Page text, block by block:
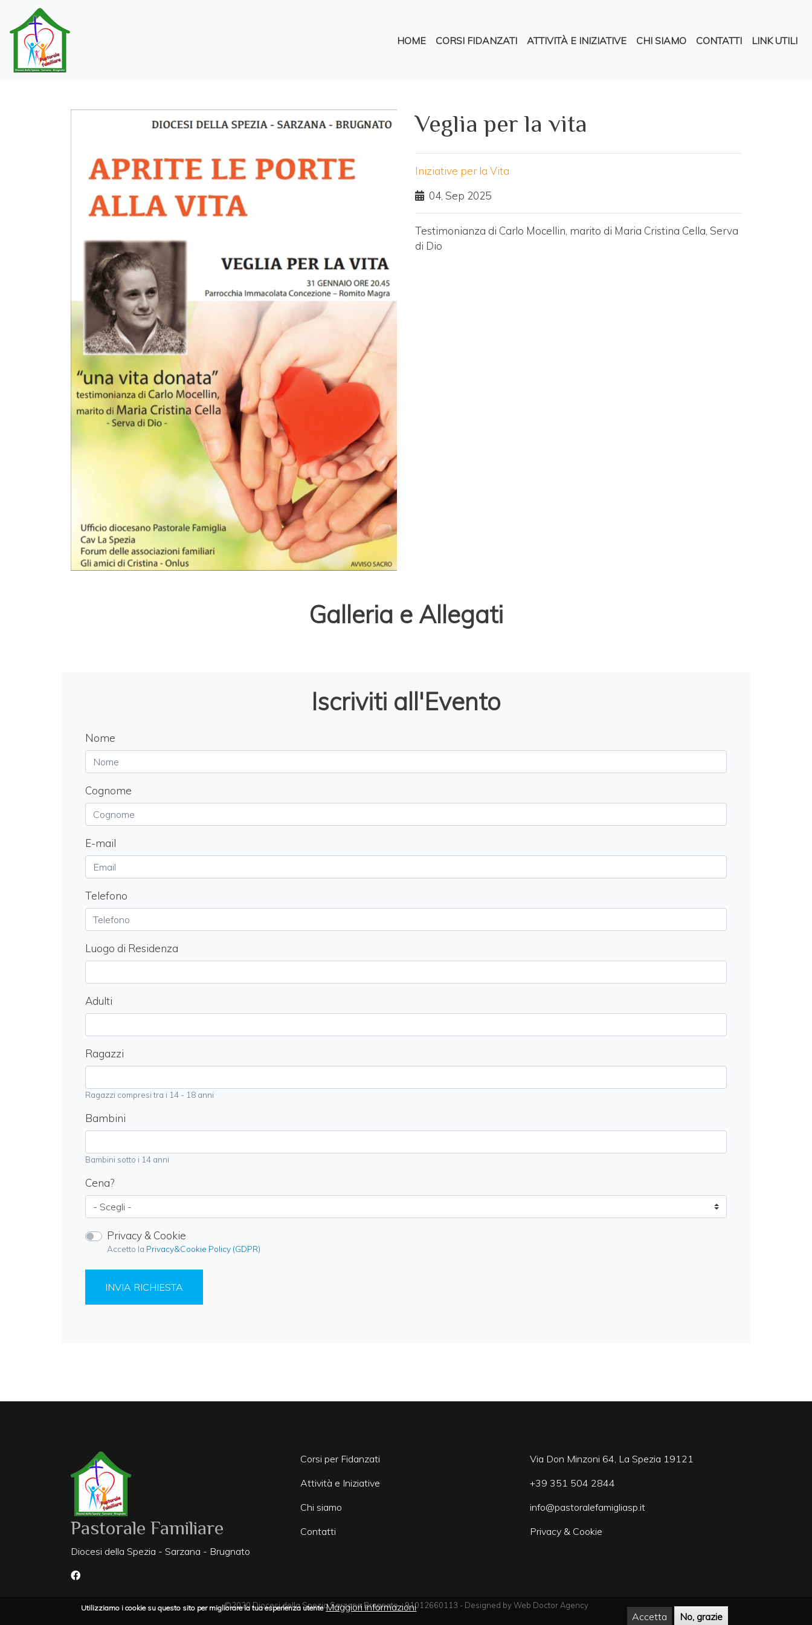
contenuto
Navigazione principale
HOME CORSI FIDANZATI ATTIVITÀ E INIZIATIVE CHI SIAMO CONTATTI LINK UTILI
Veglia per la vita
Iniziative per la Vita
04, Sep 2025
Testimonianza di Carlo Mocellin, marito di Maria Cristina Cella, Serva
di Dio
Galleria e Allegati
Iscriviti all'Evento
Nome
Cognome
E-mail
Telefono
Luogo di Residenza
Adulti
Ragazzi
Ragazzi compresi tra i 14 - 18 anni
Bambini
Bambini sotto i 14 anni
Cena?
Privacy & Cookie
Accetto la Privacy&Cookie Policy (GDPR)
INVIA RICHIESTA
Pastorale Familiare
Diocesi della Spezia - Sarzana - Brugnato
Corsi per Fidanzati
Attività e Iniziative
Chi siamo
Contatti
Via Don Minzoni 64, La Spezia 19121
+39 351 504 2844
info@pastoralefamigliasp.it
Privacy & Cookie
©2020 Diocesi della Spezia Sarzana Brugnato - 91012660113 - Designed byWeb Doctor Agency
Utilizziamo i cookie su questo sito per migliorare la tua esperienza utente Maggiori informazioni
Accetta
No, grazie